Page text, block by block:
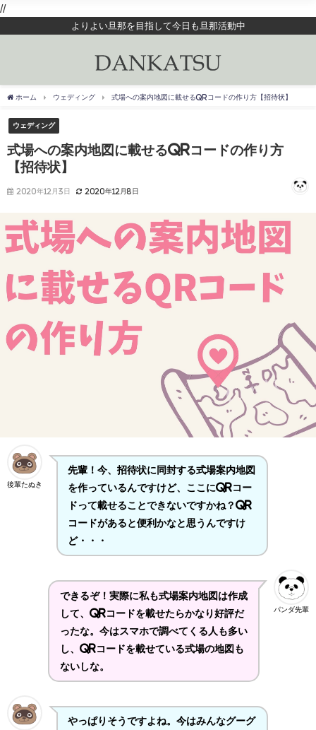
//
よりよい旦那を目指して今日も旦那活動中
ホーム ウェディング 式場への案内地図に載せるQRコードの作り方【招待状】
ウェディング
式場への案内地図に載せるQRコードの作り方
【招待状】
2020年12月3日 2020年12月8日
後輩たぬき
先輩！今、招待状に同封する式場案内地図
を作っているんですけど、ここにQRコー
ドって載せることできないですかね？QR
コードがあると便利かなと思うんですけ
ど・・・
パンダ先輩
できるぞ！実際に私も式場案内地図は作成
して、QRコードを載せたらかなり好評だ
ったな。今はスマホで調べてくる人も多い
し、QRコードを載せている式場の地図も
ないしな。
やっぱりそうですよね。今はみんなグーグ